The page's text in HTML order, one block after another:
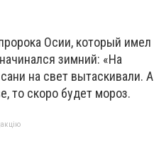
Осии, который имел
зимний: «На
на свет вытаскивали. А
то скоро будет мороз.